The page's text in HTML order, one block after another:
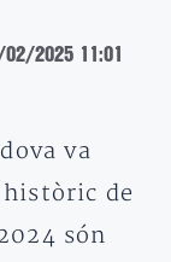
2025 11:01
va
de
són